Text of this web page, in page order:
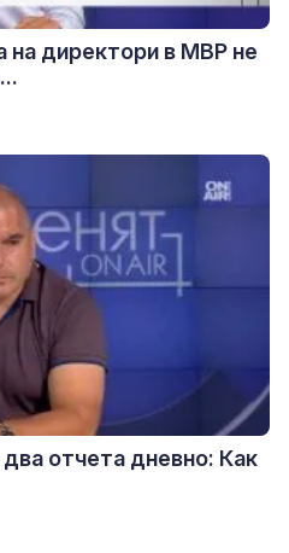
на директори в МВР не
отчета дневно: Как